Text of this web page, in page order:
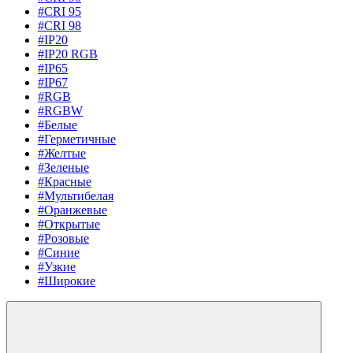
#CRI 95
#CRI 98
#IP20
#IP20 RGB
#IP65
#IP67
#RGB
#RGBW
#Белые
#Герметичные
#Желтые
#Зеленые
#Красные
#Мультибелая
#Оранжевые
#Открытые
#Розовые
#Синие
#Узкие
#Широкие